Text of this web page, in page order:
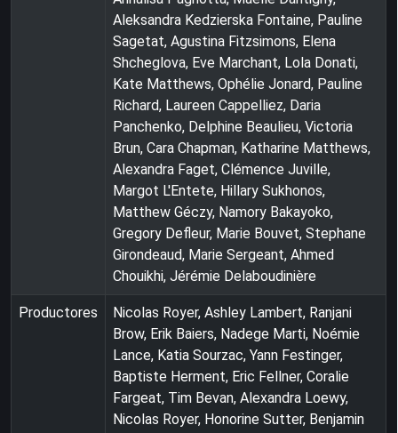
Aleksandra Kedzierska Fontaine, Pauline
Sagetat, Agustina Fitzsimons, Elena
Shcheglova, Eve Marchant, Lola Donati,
Kate Matthews, Ophélie Jonard, Pauline
Richard, Laureen Cappelliez, Daria
Panchenko, Delphine Beaulieu, Victoria
Brun, Cara Chapman, Katharine Matthews,
Alexandra Faget, Clémence Juville,
Margot L'Entete, Hillary Sukhonos,
Matthew Géczy, Namory Bakayoko,
Gregory Defleur, Marie Bouvet, Stephane
Girondeaud, Marie Sergeant, Ahmed
Chouikhi, Jérémie Delaboudinière
Productores
Nicolas Royer, Ashley Lambert, Ranjani
Brow, Erik Baiers, Nadege Marti, Noémie
Lance, Katia Sourzac, Yann Festinger,
Baptiste Herment, Eric Fellner, Coralie
Fargeat, Tim Bevan, Alexandra Loewy,
Nicolas Royer, Honorine Sutter, Benjamin